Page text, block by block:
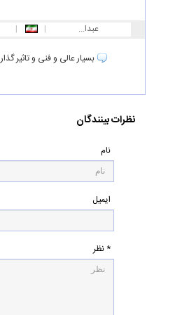
عبدا... |
|
بسیار عالی و فنی و تاثیر گذار
نظرات بینندگان
نام
ایمیل
* نظر